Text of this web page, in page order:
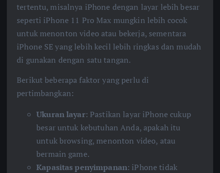
tertentu, misalnya iPhone dengan layar lebih besar
seperti iPhone 11 Pro Max mungkin lebih cocok
untuk menonton video atau bekerja, sementara
iPhone SE yang lebih kecil lebih ringkas dan mudah
di gunakan dengan satu tangan.
Berikut beberapa faktor yang perlu di
pertimbangkan:
Ukuran layar: Pastikan layar iPhone cukup
besar untuk kebutuhan Anda, apakah itu
untuk browsing, menonton video, atau
bermain game.
Kapasitas penyimpanan: iPhone tidak